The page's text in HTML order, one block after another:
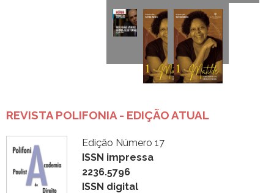
REVISTA POLIFONIA - EDIÇÃO ATUAL
Edição Número 17
ISSN impressa
2236.5796
ISSN digital